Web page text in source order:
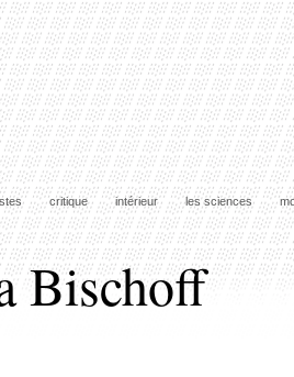
critique intérieur les sciences
Bischoff